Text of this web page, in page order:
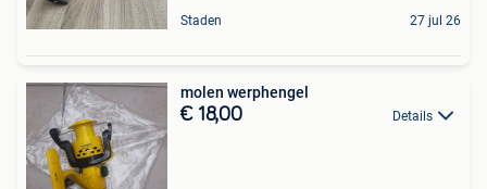
Staden 27 jul 26
molen werphengel
€ 18,00 Details